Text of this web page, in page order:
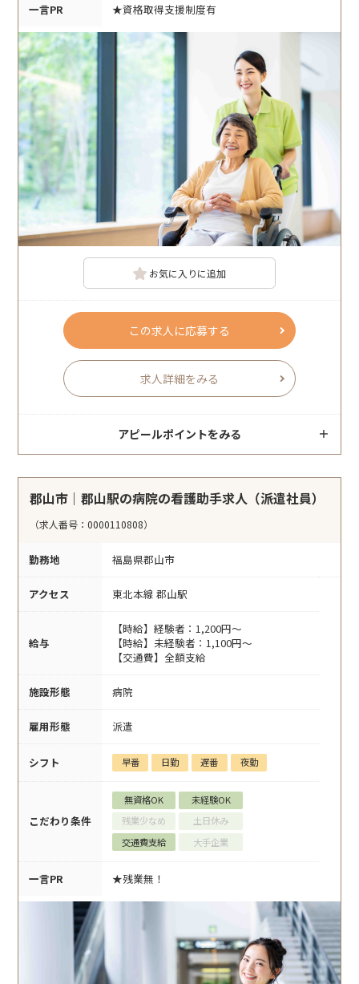
一言PR ★資格取得支援制度有
お気に入りに追加
この求人に応募する
求人詳細をみる
アピールポイントをみる
郡山市｜郡山駅の病院の看護助手求人（派遣社員）
（求人番号：0000110808）
勤務地 福島県郡山市
アクセス 東北本線 郡山駅
給与
【時給】経験者：1,200円～
【時給】未経験者：1,100円～
【交通費】全額支給
施設形態 病院
雇用形態 派遣
シフト 早番 日勤 遅番 夜勤
こだわり条件
無資格OK
未経験OK
残業少なめ
土日休み
交通費支給
大手企業
一言PR ★残業無！